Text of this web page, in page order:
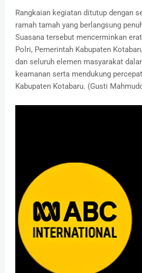
Rangkaian kegiatan ditutup dengan
ramah tamah yang berlangsung
Suasana tersebut mencerminkan
Polri, Pemerintah Kabupaten
dan seluruh elemen masyarakat
keamanan serta mendukung
Kabupaten Kotabaru. (Gusti